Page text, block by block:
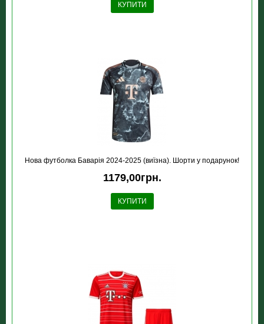
КУПИТИ
Нова футболка Баварія 2024-2025 (виїзна). Шорти у подарунок!
1179,00грн.
КУПИТИ